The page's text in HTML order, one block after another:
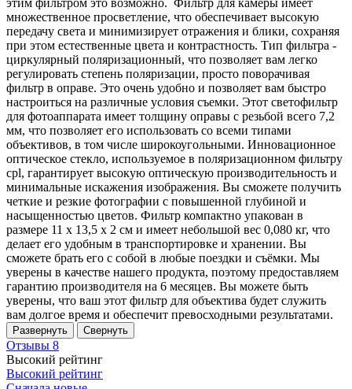
этим фильтром это возможно. Фильтр для камеры имеет
множественное просветление, что обеспечивает высокую
передачу света и минимизирует отражения и блики, сохраняя
при этом естественные цвета и контрастность. Тип фильтра -
циркулярный поляризационный, что позволяет вам легко
регулировать степень поляризации, просто поворачивая
фильтр в оправе. Это очень удобно и позволяет вам быстро
настроиться на различные условия съемки. Этот светофильтр
для фотоаппарата имеет толщину оправы с резьбой всего 7,2
мм, что позволяет его использовать со всеми типами
объективов, в том числе широкоугольными. Инновационное
оптическое стекло, используемое в поляризационном фильтру
cpl, гарантирует высокую оптическую производительность и
минимальные искажения изображения. Вы сможете получить
четкие и резкие фотографии с повышенной глубиной и
насыщенностью цветов. Фильтр компактно упакован в
размере 11 х 13,5 х 2 см и имеет небольшой вес 0,080 кг, что
делает его удобным в транспортировке и хранении. Вы
сможете брать его с собой в любые поездки и съёмки. Мы
уверены в качестве нашего продукта, поэтому предоставляем
гарантию производителя на 6 месяцев. Вы можете быть
уверены, что ваш этот фильтр для объектива будет служить
вам долгое время и обеспечит превосходными результатами.
Развернуть Свернуть
Отзывы 8
Высокий рейтинг
Высокий рейтинг